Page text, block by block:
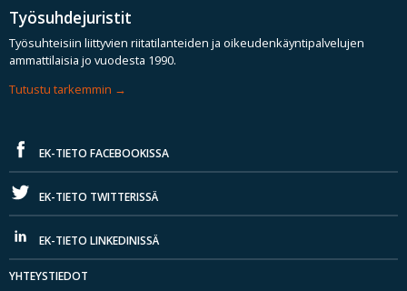
Työsuhdejuristit
Työsuhteisiin liittyvien riitatilanteiden ja oikeudenkäyntipalvelujen
ammattilaisia jo vuodesta 1990.
Tutustu tarkemmin
EK-TIETO FACEBOOKISSA
EK-TIETO TWITTERISSÄ
EK-TIETO LINKEDINISSÄ
YHTEYSTIEDOT